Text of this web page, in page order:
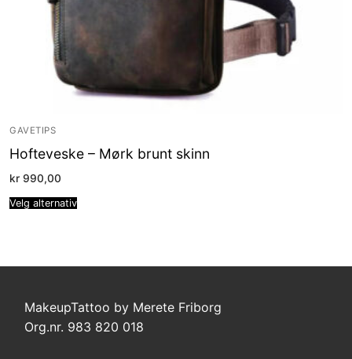
GAVETIPS
Hofteveske – Mørk brunt skinn
kr 990,00
Velg alternativ
MakeupTattoo by Merete Friborg
Org.nr. 983 820 018